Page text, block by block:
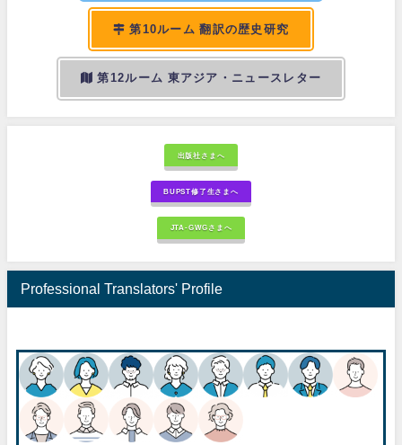
第10ルーム 翻訳の歴史研究
第12ルーム 東アジア・ニュースレター
出版社さまへ
BUPST修了生さまへ
JTA-GWGさまへ
Professional Translators' Profile